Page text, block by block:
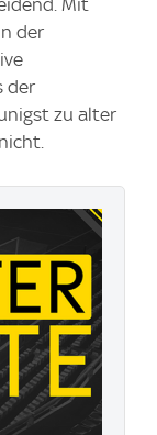
der
der
zu alter